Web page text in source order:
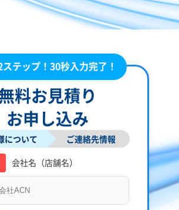
テップ！30秒入力完了！
料お見積り
お申し込み
について ご連絡先情報
会社名（店舗名）